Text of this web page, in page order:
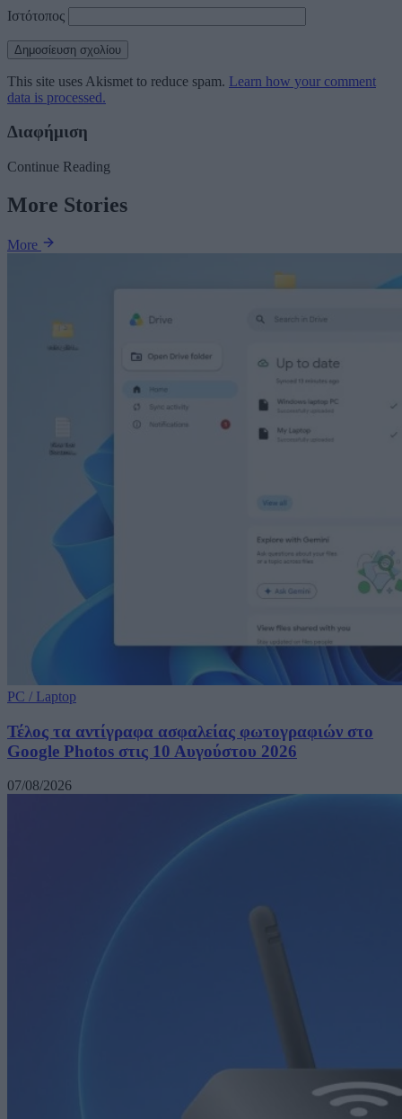
Ιστότοπος
This site uses Akismet to reduce spam. Learn how your comment
data is processed.
Διαφήμιση
Continue Reading
More Stories
More
PC / Laptop
Τέλος τα αντίγραφα ασφαλείας φωτογραφιών στο
Google Photos στις 10 Αυγούστου 2026
07/08/2026